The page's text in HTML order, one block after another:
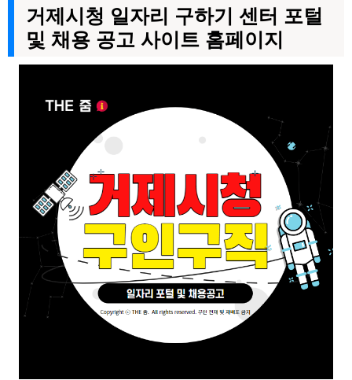
거제시청 일자리 구하기 센터 포털
및 채용 공고 사이트 홈페이지